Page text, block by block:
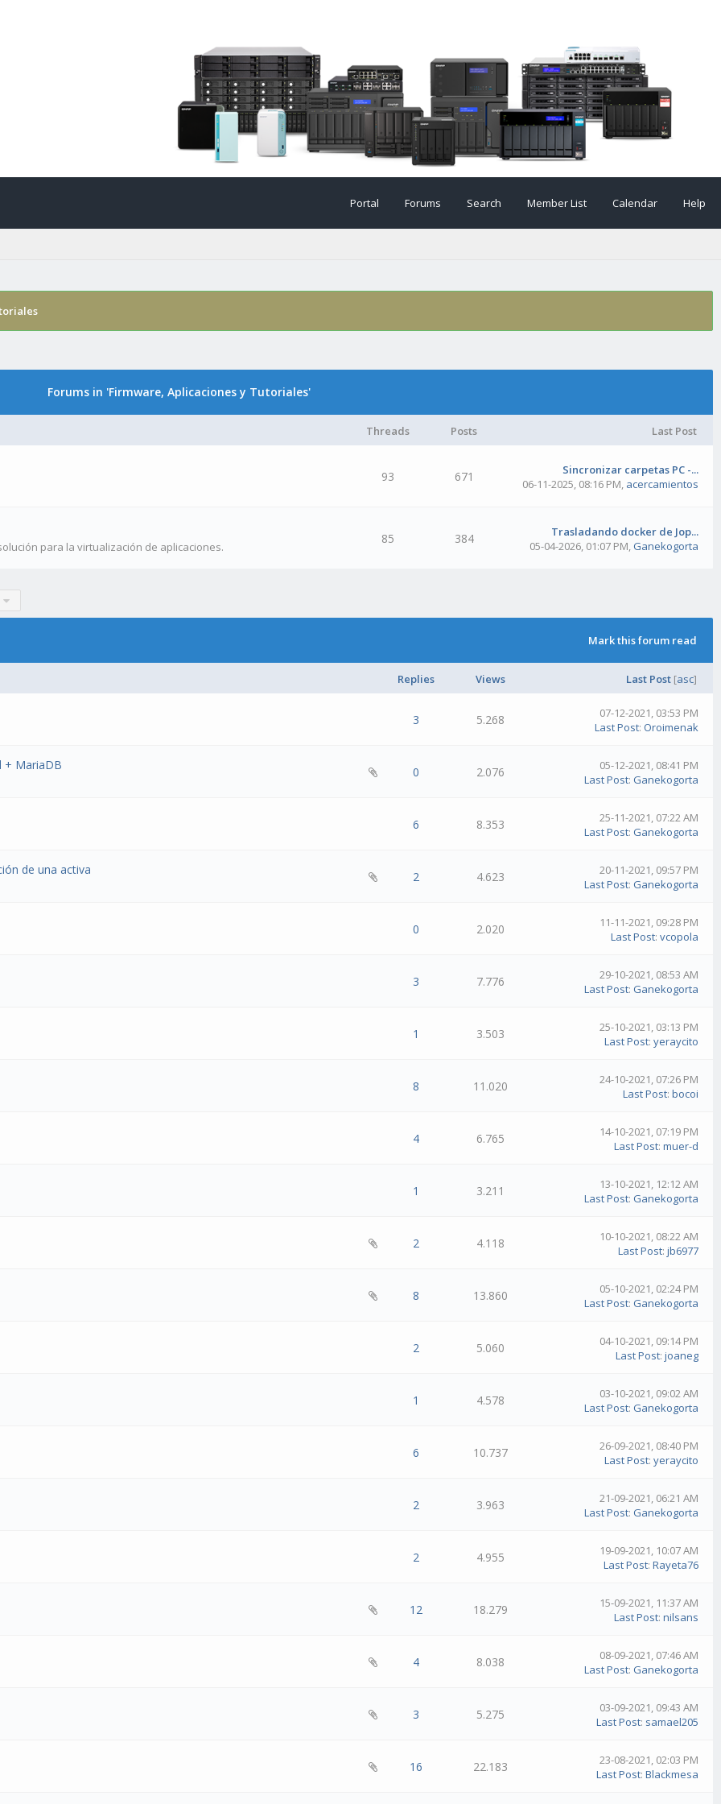
Portal Forums Search Member List Calendar Help
Forums in 'Firmware, Aplicaciones y Tutoriales'
Threads Posts Last Post
93 671
Sincronizar carpetas PC -...
06-11-2025, 08:16 PM, acercamientos
para la virtualización de aplicaciones.
85 384
Trasladando docker de Jop...
05-04-2026, 01:07 PM, Ganekogorta
Mark this forum read
Replies Views Last Post [asc]
3 5.268
07-12-2021, 03:53 PM
Last Post: Oroimenak
+ MariaDB 0 2.076
05-12-2021, 08:41 PM
Last Post: Ganekogorta
6 8.353
25-11-2021, 07:22 AM
Last Post: Ganekogorta
de una activa 2 4.623
20-11-2021, 09:57 PM
Last Post: Ganekogorta
0 2.020
11-11-2021, 09:28 PM
Last Post:vcopola
3 7.776
29-10-2021, 08:53 AM
Last Post: Ganekogorta
1 3.503
25-10-2021, 03:13 PM
Last Post:yeraycito
8 11.020
24-10-2021, 07:26 PM
Last Post:bocoi
4 6.765
14-10-2021, 07:19 PM
Last Post:muer-d
1 3.211
13-10-2021, 12:12 AM
Last Post: Ganekogorta
2 4.118
10-10-2021, 08:22 AM
Last Post:jb6977
8 13.860
05-10-2021, 02:24 PM
Last Post: Ganekogorta
2 5.060
04-10-2021, 09:14 PM
Last Post:joaneg
1 4.578
03-10-2021, 09:02 AM
Last Post: Ganekogorta
6 10.737
26-09-2021, 08:40 PM
Last Post:yeraycito
2 3.963
21-09-2021, 06:21 AM
Last Post: Ganekogorta
2 4.955
19-09-2021, 10:07 AM
Last Post:Rayeta76
12 18.279
15-09-2021, 11:37 AM
Last Post:nilsans
4 8.038
08-09-2021, 07:46 AM
Last Post: Ganekogorta
3 5.275
03-09-2021, 09:43 AM
Last Post: samael205
16 22.183
23-08-2021, 02:03 PM
Last Post:Blackmesa